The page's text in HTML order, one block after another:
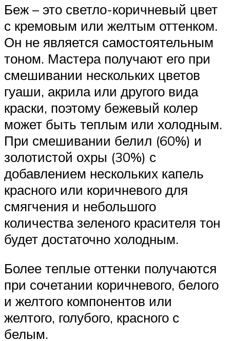
Беж – это светло-коричневый цвет
с кремовым или желтым оттенком.
Он не является самостоятельным
тоном. Мастера получают его при
смешивании нескольких цветов
гуаши, акрила или другого вида
краски, поэтому бежевый колер
может быть теплым или холодным.
При смешивании белил (60%) и
золотистой охры (30%) с
добавлением нескольких капель
красного или коричневого для
смягчения и небольшого
количества зеленого красителя тон
будет достаточно холодным.
Более теплые оттенки получаются
при сочетании коричневого, белого
и желтого компонентов или
желтого, голубого, красного с
белым.